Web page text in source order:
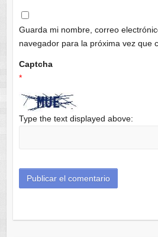
Guarda mi nombre, correo
navegador para la próxima vez que
Captcha
*
Type the text displayed above: